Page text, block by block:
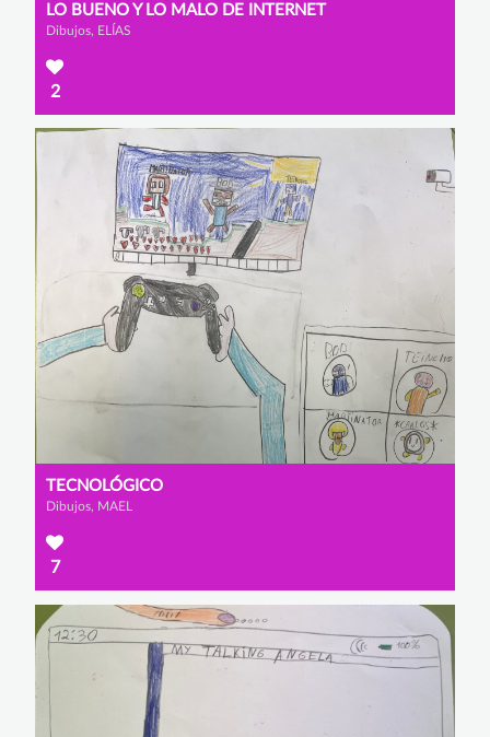
LO BUENO Y LO MALO DE INTERNET
Dibujos, ELÍAS
2
TECNOLÓGICO
Dibujos, MAEL
7